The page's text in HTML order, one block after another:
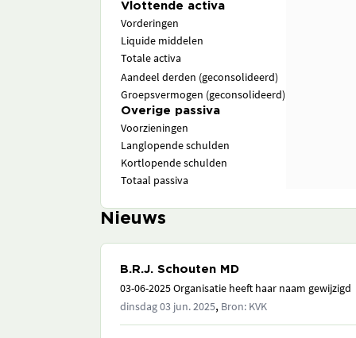
Vlottende activa
Vorderingen
Liquide middelen
Totale activa
Aandeel derden (geconsolideerd)
Groepsvermogen (geconsolideerd)
Overige passiva
Voorzieningen
Langlopende schulden
Kortlopende schulden
Totaal passiva
Nieuws
B.R.J. Schouten MD
03-06-2025 Organisatie heeft haar naam gewijzigd
dinsdag 03 jun. 2025, Bron: KVK